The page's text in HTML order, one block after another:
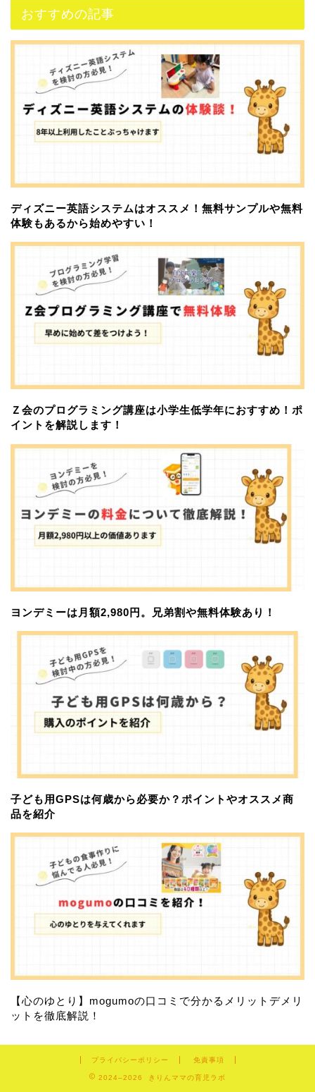
おすすめの記事
ディズニー英語システムはオススメ！無料サンプルや無料
体験もあるから始めやすい！
Ｚ会のプログラミング講座は小学生低学年におすすめ！ポ
イントを解説します！
ヨンデミーは月額2,980円。兄弟割や無料体験あり！
子ども用GPSは何歳から必要か？ポイントやオススメ商
品を紹介
【心のゆとり】mogumoの口コミで分かるメリットデメリ
ットを徹底解説！
プライバシーポリシー 免責事項
2024–2026 きりんママの育児ラボ
習い事
サブスクサービス